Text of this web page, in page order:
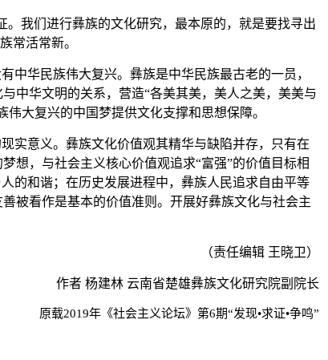
。我们进行彝族的文化研究，最本原的，就是要找寻出
常活常新。
中华民族伟大复兴。彝族是中华民族最古老的一员，
中华文明的关系，营造“各美其美，美人之美，美美与
大复兴的中国梦提供文化支撑和思想保障。
实意义。彝族文化价值观其精华与缺陷并存，只有在
想，与社会主义核心价值观追求“富强”的价值目标相
的和谐；在历史发展进程中，彝族人民追求自由平等
被看作是基本的价值准则。开展好彝族文化与社会主
（责任编辑 王晓卫）
作者 杨建林 云南省楚雄彝族文化研究院副院长
原载2019年《社会主义论坛》第6期“发现•求证•争鸣”